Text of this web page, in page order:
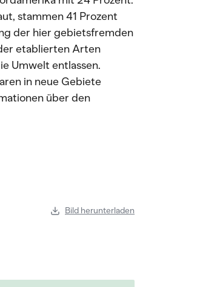
stammen 41 Prozent
der hier gebietsfremden
etablierten Arten
Umwelt entlassen.
in neue Gebiete
über den
Bild herunterladen